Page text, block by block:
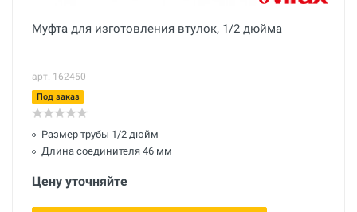
Муфта для изготовления втулок, 1/2 дюйма
арт. 162450
Под заказ
Размер трубы 1/2 дюйм
Длина соединителя 46 мм
Цену уточняйте